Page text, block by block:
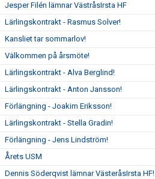
Jesper Filén lämnar VästråsIrsta HF
Lärlingskontrakt - Rasmus Solver!
Kansliet tar sommarlov!
Välkommen på årsmöte!
Lärlingskontrakt - Alva Berglind!
Lärlingskontrakt - Anton Jansson!
Förlängning - Joakim Eriksson!
Lärlingskontrakt - Stella Gradin!
Förlängning - Jens Lindström!
Årets USM
Dennis Söderqvist lämnar VästeråsIrsta HF!